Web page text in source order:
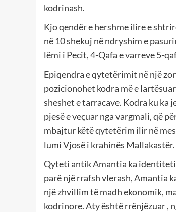
kodrinash.
Kjo qendër e hershme ilire e
në 10 shekuj në ndryshim e
lëmi i Pecit, 4-Qafa e varreve 5-
Epiqendra e qytetërimit në një
pozicionohet kodra më e
sheshet e tarracave. Kodra ku
pjesë e veçuar nga vargmali, që
mbajtur këtë qytetërim ilir në
lumi Vjosë i krahinës
Qyteti antik Amantia ka
parë një rrafsh vlerash, Amantia
një zhvillim të madh ekonomik,
kodrinore. Aty është rrënjëzuar ,